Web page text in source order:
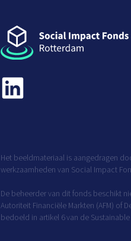
Het beeldmateriaal is aangedragen
werkzaamheden van Social Impact
De beheerder van dit fonds beschikt
Autoriteit Financiële Markten (AFM) of
bedoeld in artikel 6 van de